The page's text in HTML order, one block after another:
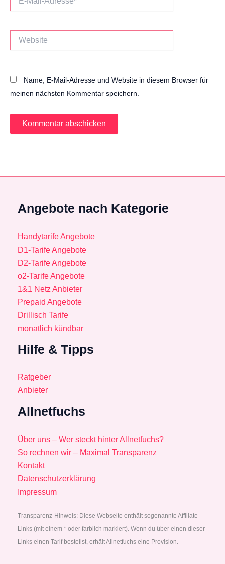
Mail-
Name, E-Mail-Adresse und Website in diesem Browser für
meinen nächsten Kommentar speichern.
Angebote nach Kategorie
Handytarife Angebote
D1-Tarife Angebote
D2-Tarife Angebote
o2-Tarife Angebote
1&1 Netz Anbieter
Prepaid Angebote
Drillisch Tarife
monatlich kündbar
Hilfe & Tipps
Ratgeber
Anbieter
Allnetfuchs
Über uns – Wer steckt hinter Allnetfuchs?
So rechnen wir – Maximal Transparenz
Kontakt
Datenschutzerklärung
Impressum
Transparenz-Hinweis: Diese Webseite enthält sogenannte Affiliate-
Links (mit einem * oder farblich markiert). Wenn du über einen dieser
Links einen Tarif bestellst, erhält Allnetfuchs eine Provision.